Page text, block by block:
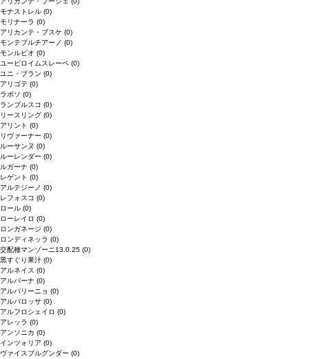
モナストレル (0)
モリナーラ (0)
アリカンテ・ブスケ (0)
モンテプルチアーノ (0)
モンルビオ (0)
ユービロイムスレーベ (0)
ユニ・ブラン (0)
アリゴテ (0)
ラボソ (0)
ランブルスコ (0)
リースリング (0)
アリント (0)
リヴァーナー (0)
ルーサンヌ (0)
ルーレンダー (0)
ルガーナ (0)
レゲント (0)
アルテジーノ (0)
レフォスコ (0)
ロール (0)
ローレイロ (0)
ロンガネージ (0)
ロンディネッラ (0)
交配種マンゾーニ13.0.25 (0)
黒すぐり果汁 (0)
アルネイス (0)
アルバーナ (0)
アルバリーニョ (0)
アルバロッサ (0)
アルフロシェイロ (0)
アレッラ (0)
アンソニカ (0)
インツォリア (0)
ヴァイスブルグンダー (0)